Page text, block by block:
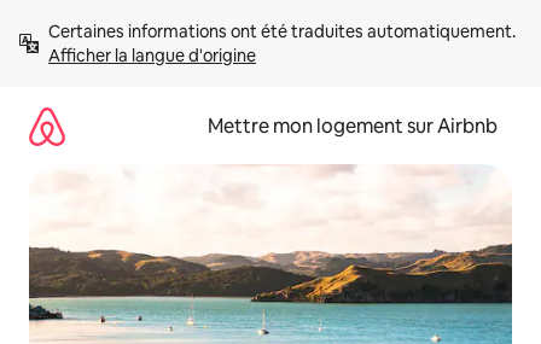
directement
Afficher la langue d'origine
Mettre mon logement sur Airbnb